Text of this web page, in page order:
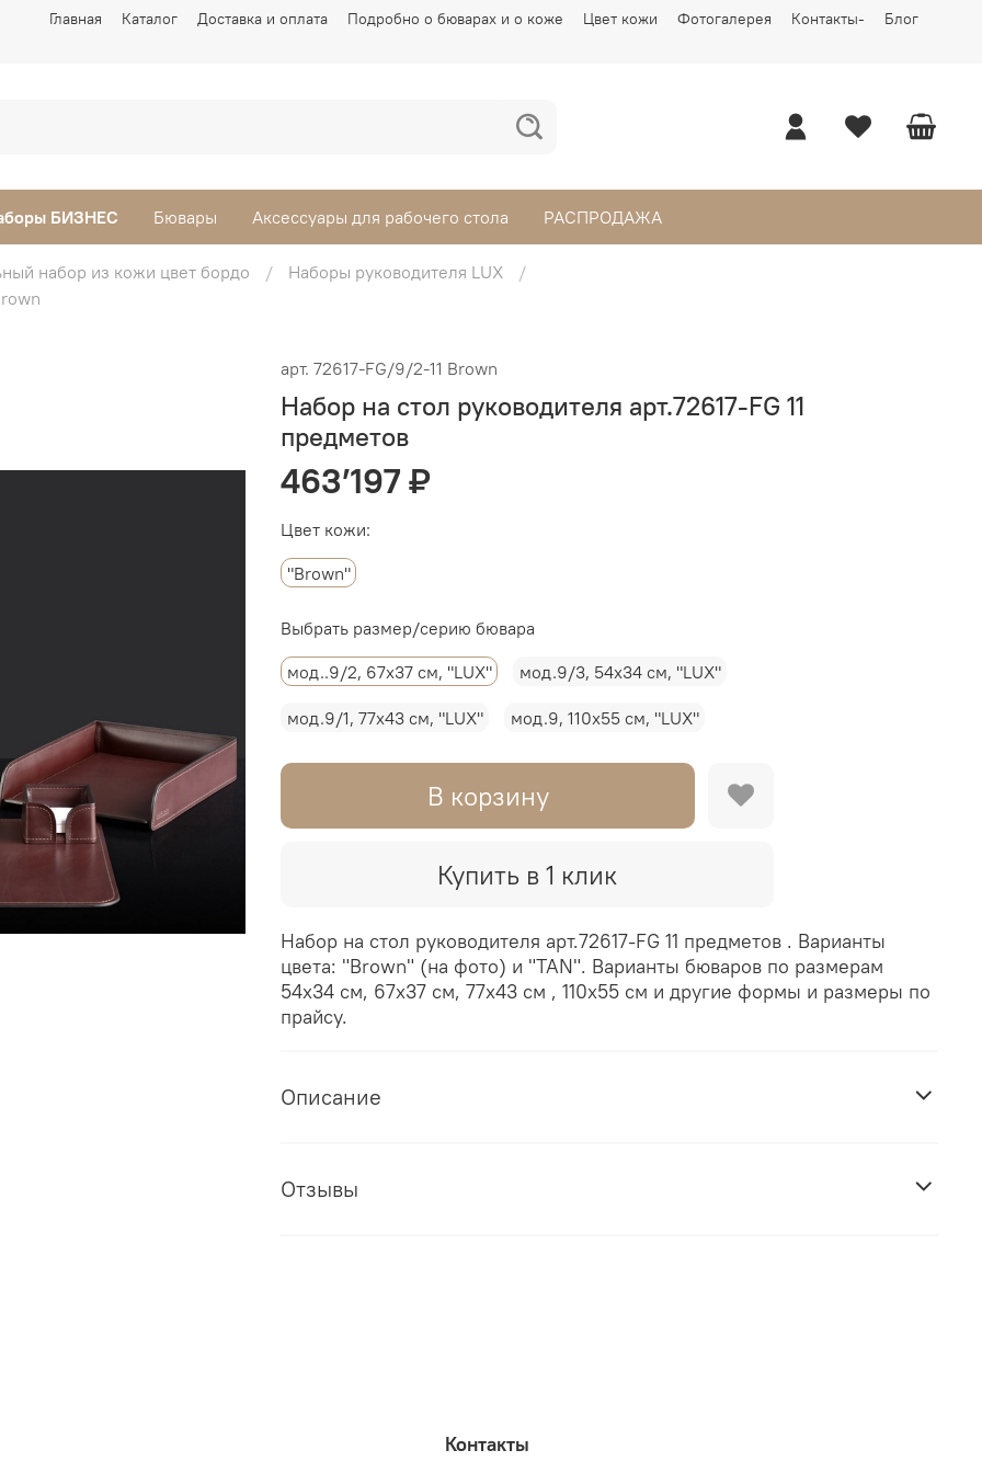
Главная Каталог Доставка и оплата Подробно о бюварах и о коже Цвет кожи Фотогалерея Контакты- Блог
БИЗНЕС Бювары Аксессуары для рабочего стола РАСПРОДАЖА
набор из кожи цвет бордо
Наборы руководителя LUX
арт. 72617-FG/9/2-11 Brown
Набор на стол руководителя арт.72617-FG 11
предметов
463’197 ₽
В корзину
Купить в 1 клик
Цвет кожи:
"Brown"
Выбрать размер/серию бювара
мод..9/2, 67х37 см, "LUX"
мод.9/3, 54х34 см, "LUX"
мод.9/1, 77х43 см, "LUX" мод.9, 110х55 см, "LUX"
Набор на стол руководителя арт.72617-FG 11 предметов . Варианты
цвета: "Brown" (на фото) и "TAN". Варианты бюваров по размерам
54х34 см, 67х37 см, 77х43 см , 110х55 см и другие формы и размеры по
прайсу.
Описание
Отзывы
Контакты